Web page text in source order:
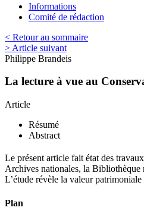
Informations
Comité de rédaction
< Retour au sommaire
> Article suivant
Philippe Brandeis
La lecture à vue au
Article
Résumé
Abstract
Le présent article fait état des
Archives nationales, la Bibliothèque
L’étude révèle la valeur
Plan